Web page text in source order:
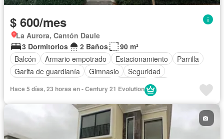
$ 600/mes
La Aurora, Cantón Daule
3 Dormitorios
2 Baños
90 m²
Balcón
Armario empotrado Estacionamiento
Parrilla
Garita de guardianía
Gimnasio
Seguridad
Hace 5 días, 23 horas en - Century 21 Evolution